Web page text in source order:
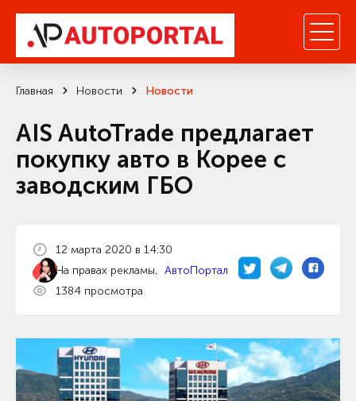
Главная Новости Новости
AIS AutoTrade предлагает
покупку авто в Корее с
заводским ГБО
12 марта 2020 в 14:30
На правах рекламы, АвтоПортал
1384 просмотра